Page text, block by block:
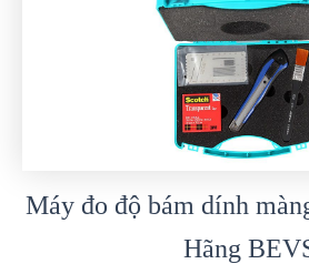
Máy đo độ bám dính
Hãng